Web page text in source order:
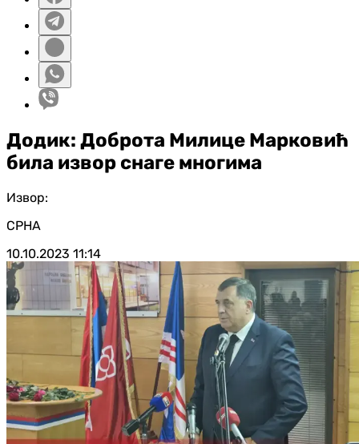
Додик: Доброта Милице Марковић
била извор снаге многима
Извор:
СРНА
10.10.2023 11:14